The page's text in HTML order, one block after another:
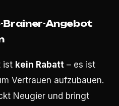
Brainer-Angebot
ist kein Rabatt – es ist
Vertrauen aufzubauen.
Neugier und bringt